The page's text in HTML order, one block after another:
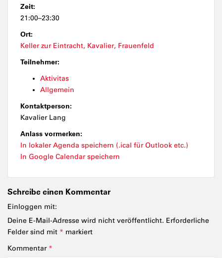
Zeit:
21:00–23:30
Ort:
Keller zur Eintracht, Kavalier, Frauenfeld
Teilnehmer:
Aktivitas
Allgemein
Kontaktperson:
Kavalier Lang
Anlass vormerken:
In lokaler Agenda speichern (.ical für Outlook etc.)
In Google Calendar speichern
Schreibe einen Kommentar
Einloggen mit:
Deine E-Mail-Adresse wird nicht veröffentlicht. Erforderliche
Felder sind mit * markiert
Kommentar *